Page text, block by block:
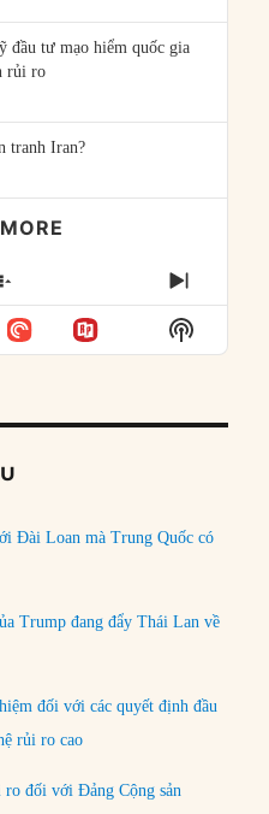
đầu tư mạo hiểm quốc gia
rủi ro
tranh Iran?
SHOW
EPISODES
LIST
NEXT
Show
Podcast
Đài Loan mà Trung Quốc có
Trump đang đẩy Thái Lan về
đối với các quyết định đầu
rủi ro cao
đối với Đảng Cộng sản